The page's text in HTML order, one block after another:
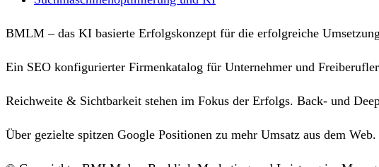
BMLM – das KI basierte Erfolgskonzept für die erfolgreiche
Ein SEO konfigurierter Firmenkatalog für Unternehmer und
Reichweite & Sichtbarkeit stehen im Fokus der Erfolgs. Back- und
Über gezielte spitzen Google Positionen zu mehr Umsatz aus dem Web.